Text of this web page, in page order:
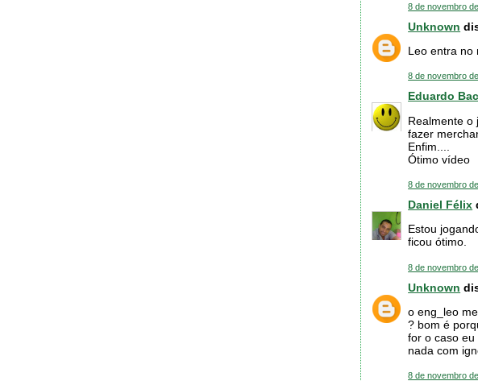
8 de novembro
Unknown
Leo entra no
8 de novembro
Eduardo
Realmente o
fazer
Enfim....
Ótimo vídeo
8 de novembro
Daniel Félix
Estou
ficou ótimo.
8 de novembro
Unknown
o eng_leo
? bom é
for o caso
nada com
8 de novembro